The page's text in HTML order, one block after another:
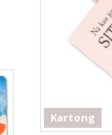
Kartong